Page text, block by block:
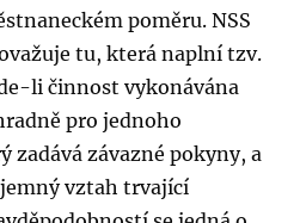
poměru. NSS
tu, která naplní tzv.
li činnost vykonávána
pro jednoho
zadává závazné pokyny, a
vztah trvající